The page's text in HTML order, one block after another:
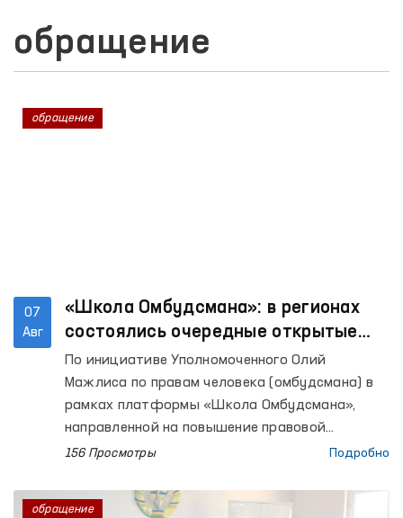
обращение
07
Авг
«Школа Омбудсмана»: в регионах
состоялись очередные открытые
встречи с гражданами
По инициативе Уполномоченного Олий
Мажлиса по правам человека (омбудсмана) в
рамках платформы «Школа Омбудсмана»,
направленной на повышение правовой
осведомлённости населения, продолжаются
156 Просмотры Подробно
обращение
обращение